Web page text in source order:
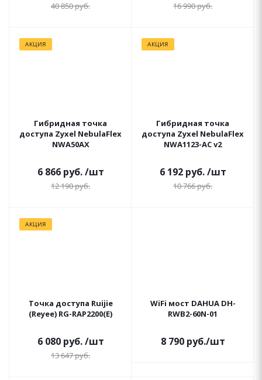
40 850руб. 16 990руб.
АКЦИЯ
Гибридная точка
доступа Zyxel NebulaFlex
NWA50AX
6 866руб. /шт
12 190руб.
АКЦИЯ
Гибридная точка
доступа Zyxel NebulaFlex
NWA1123-AC v2
6 192руб. /шт
10 766руб.
АКЦИЯ
Точка доступа Ruijie
(Reyee) RG-RAP2200(E)
6 080руб. /шт
13 647руб.
WiFi мост DAHUA DH-
RWB2-60N-01
8 790руб./шт